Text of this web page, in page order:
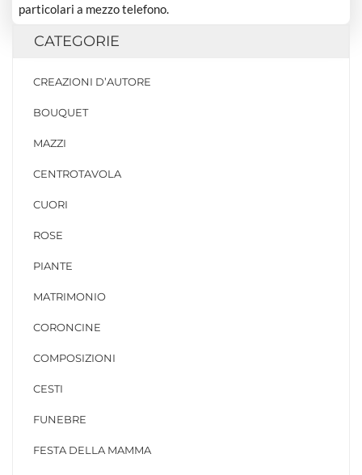
particolari a mezzo telefono.
CATEGORIE
CREAZIONI D’AUTORE
BOUQUET
MAZZI
CENTROTAVOLA
CUORI
ROSE
PIANTE
MATRIMONIO
CORONCINE
COMPOSIZIONI
CESTI
FUNEBRE
FESTA DELLA MAMMA